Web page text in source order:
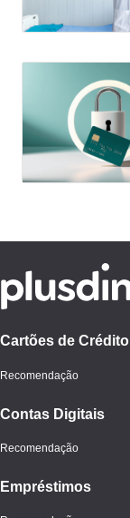
Cartões de Crédito
Recomendação
Contas Digitais
Recomendação
Empréstimos